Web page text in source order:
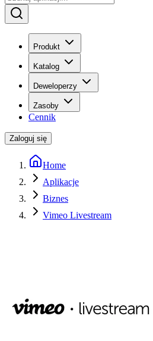
Produkt
Katalog
Deweloperzy
Zasoby
Cennik
Zaloguj się
Home
Aplikacje
Biznes
Vimeo Livestream